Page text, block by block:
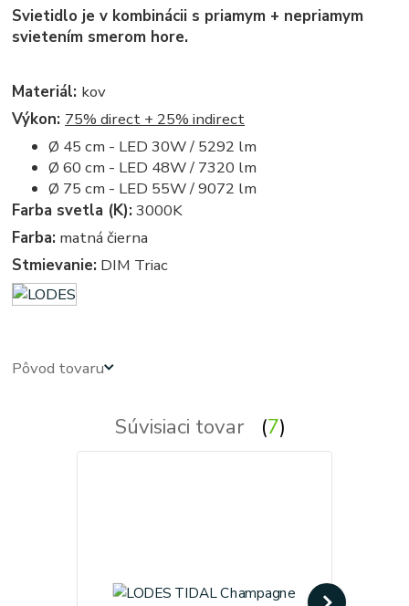
Svietidlo je v kombinácii s priamym + nepriamym
svietením smerom hore.
Materiál: kov
Výkon: 75% direct + 25% indirect
Ø 45 cm - LED 30W / 5292 lm
Ø 60 cm - LED 48W / 7320 lm
Ø 75 cm - LED 55W / 9072 lm
Farba svetla (K): 3000K
Farba: matná čierna
Stmievanie: DIM Triac
Pôvod tovaru
Súvisiaci tovar 7